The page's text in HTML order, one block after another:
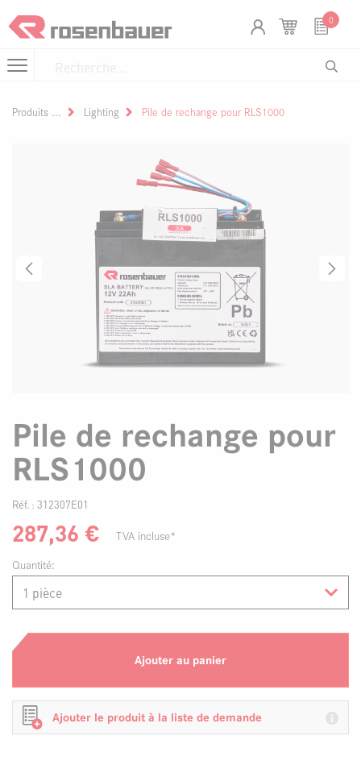
0
Produits Lighting Pile de rechange pour RLS1000
Pile de rechange pour
RLS1000
Réf. : 312307E01
287,36 €
TVA incluse*
Quantité:
Ajouter au panier
Ajouter le produit à la liste de demande